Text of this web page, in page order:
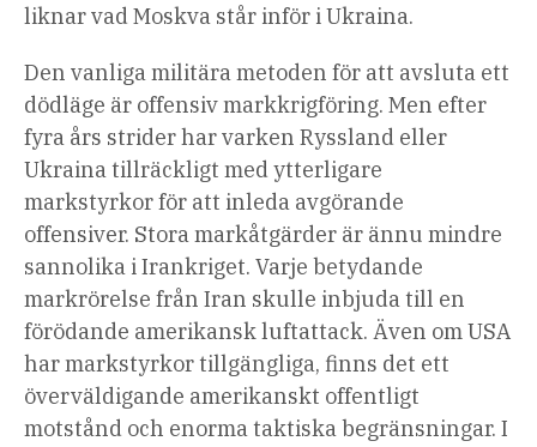
liknar vad Moskva står inför i Ukraina.
Den vanliga militära metoden för att avsluta ett
dödläge är offensiv markkrigföring. Men efter
fyra års strider har varken Ryssland eller
Ukraina tillräckligt med ytterligare
markstyrkor för att inleda avgörande
offensiver. Stora markåtgärder är ännu mindre
sannolika i Irankriget. Varje betydande
markrörelse från Iran skulle inbjuda till en
förödande amerikansk luftattack. Även om USA
har markstyrkor tillgängliga, finns det ett
överväldigande amerikanskt offentligt
motstånd och enorma taktiska begränsningar. I